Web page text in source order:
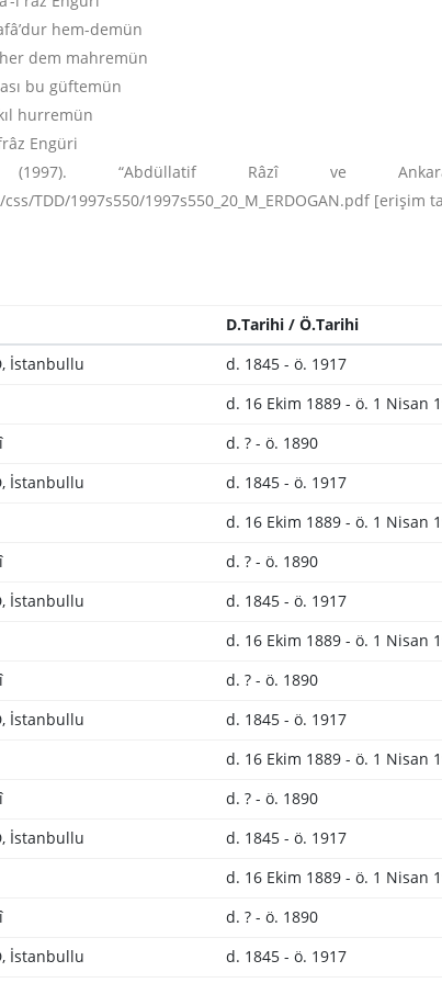
hem-demün
dem mahremün
bu güftemün
hurremün
Engüri
(1997). “Abdüllatif Râzî ve
TDD/1997s550/1997s550_20_M_ERDOGAN.pdf [erişim
D.Tarihi / Ö.Tarihi
İstanbullu d. 1845 - ö. 1917
d. 16 Ekim 1889 - ö. 1 Nisan
d. ? - ö. 1890
İstanbullu d. 1845 - ö. 1917
d. 16 Ekim 1889 - ö. 1 Nisan
d. ? - ö. 1890
İstanbullu d. 1845 - ö. 1917
d. 16 Ekim 1889 - ö. 1 Nisan
d. ? - ö. 1890
İstanbullu d. 1845 - ö. 1917
d. 16 Ekim 1889 - ö. 1 Nisan
d. ? - ö. 1890
İstanbullu d. 1845 - ö. 1917
d. 16 Ekim 1889 - ö. 1 Nisan
d. ? - ö. 1890
İstanbullu d. 1845 - ö. 1917